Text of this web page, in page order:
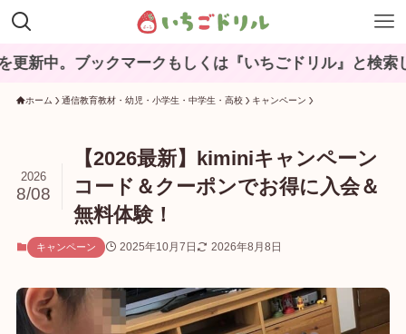
クマークもしくは『いちごドリル』と検索してね♪
ホーム 通信教育教材・幼児・小学生・中学生・高校 キャンペーン
【2026最新】kiminiキャンペーン
コード＆クーポンでお得に入会＆
無料体験！
2026
8/08
キャンペーン 2025年10月7日 2026年8月8日